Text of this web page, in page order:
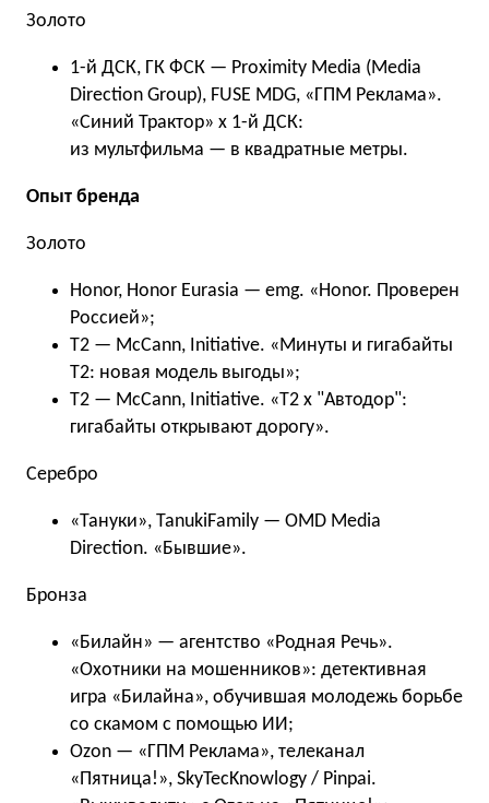
Золото
1-й ДСК, ГК ФСК — Proximity Media (Media
Direction Group), FUSE MDG, «ГПМ Реклама».
«Синий Трактор» x 1-й ДСК:
из мультфильма — в квадратные метры.
Опыт бренда
Золото
Honor, Honor Eurasia — emg. «Honor. Проверен
Россией»;
Т2 — McCann, Initiative. «Минуты и гигабайты
Т2: новая модель выгоды»;
Т2 — McCann, Initiative. «T2 x "Автодор":
гигабайты открывают дорогу».
Серебро
«Тануки», TanukiFamily — OMD Media
Direction. «Бывшие».
Бронза
«Билайн» — агентство «Родная Речь».
«Охотники на мошенников»: детективная
игра «Билайна», обучившая молодежь борьбе
со скамом с помощью ИИ;
Ozon — «ГПМ Реклама», телеканал
«Пятница!», SkyTecKnowlogy / Pinpai.